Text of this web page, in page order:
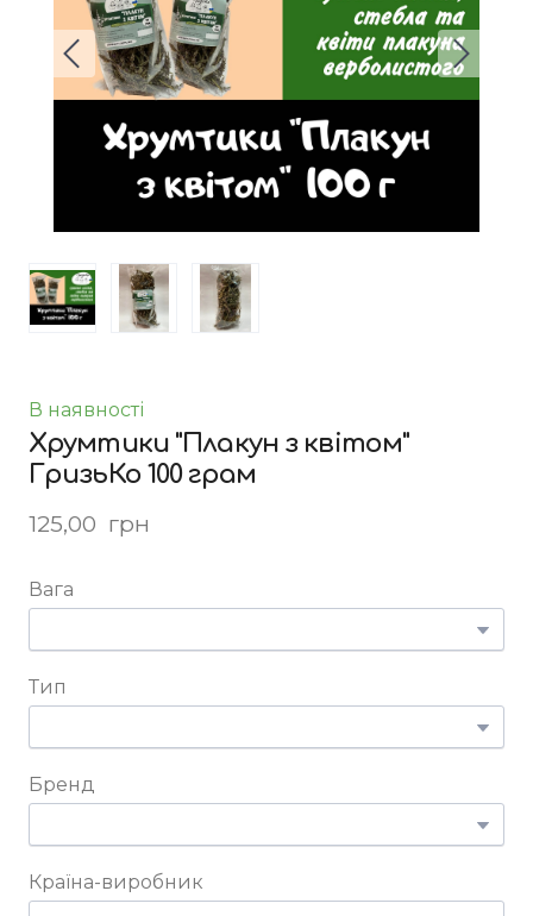
В наявності
Хрумтики "Плакун з квітом"
ГризьКо 100 грам
125,00  грн
Вага
Тип
Бренд
Країна-виробник